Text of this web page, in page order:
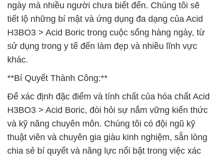
ngày mà nhiều người chưa biết đến. Chúng tôi sẽ
tiết lộ những bí mật và ứng dụng đa dạng của Acid
H3BO3 > Acid Boric trong cuộc sống hàng ngày, từ
sử dụng trong y tế đến làm đẹp và nhiều lĩnh vực
khác.
**Bí Quyết Thành Công:**
Để xác định đặc điểm và tính chất của hóa chất Acid
H3BO3 > Acid Boric, đòi hỏi sự nắm vững kiến thức
và kỹ năng chuyên môn. Chúng tôi có đội ngũ kỹ
thuật viên và chuyên gia giàu kinh nghiệm, sẵn lòng
chia sẻ bí quyết và năng lực nổi bật trong việc xác